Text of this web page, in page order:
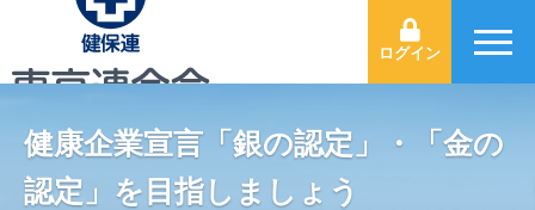
ログイン
健康企業宣言「銀の認定」・「金の
認定」を目指しましょう